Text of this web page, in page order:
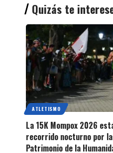
Quizás te
ATLETISMO
La 15K Mompox 2026
recorrido nocturno por
Patrimonio de la